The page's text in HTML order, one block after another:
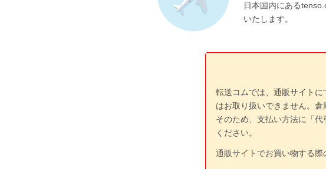
日本国内にある
いたします。
転送コムでは、通販サイト
はお取り扱いできません。倉
そのため、支払い方法に「
ください。
通販サイトでお買い物する際